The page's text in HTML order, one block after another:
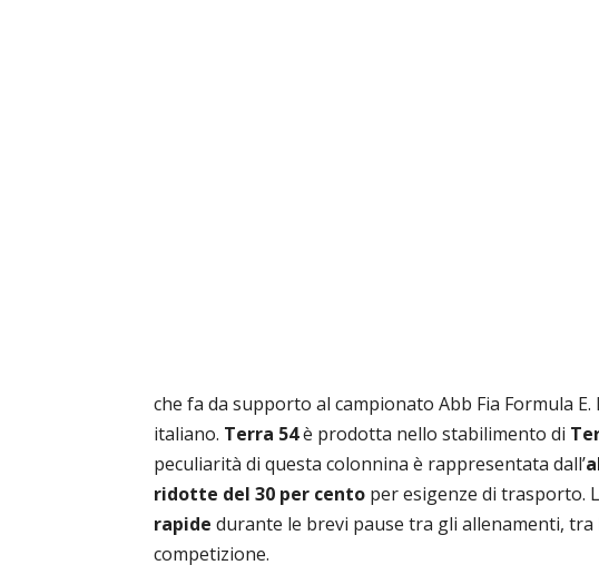
che fa da supporto al campionato Abb Fia Formula
italiano. Terra 54è prodotta nello stabilimento di
peculiarità di questa colonnina è rappresentata dall’
ridotte del 30 per cento per esigenze di trasporto.
rapide durante le brevi pause tra gli allenamenti, tra
competizione.